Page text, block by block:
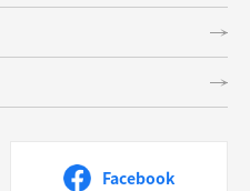
Facebook